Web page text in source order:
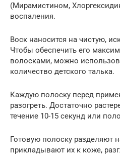
(Мирамистином,
воспаления.
Воск наносится на чистую,
Чтобы обеспечить его
волосками, можно
количество детского талька.
Каждую полоску перед
разогреть. Достаточно
течение 10-15 секунд или
Готовую полоску разделяют
прикладывают их к коже,